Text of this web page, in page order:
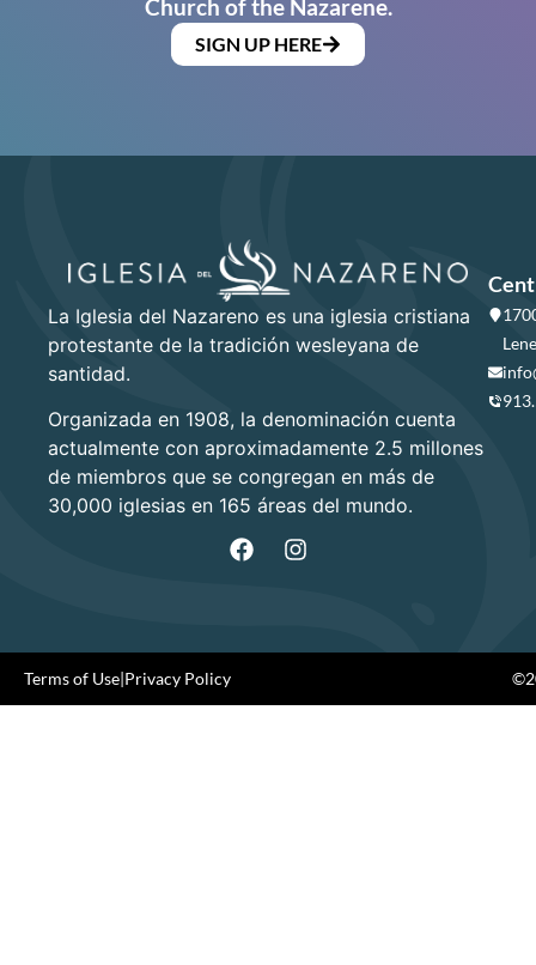
Church of the Nazarene.
SIGN UP HERE
La Iglesia del Nazareno es una iglesia cristiana
protestante de la tradición wesleyana de
santidad.
Organizada en 1908, la denominación cuenta
actualmente con aproximadamente 2.5 millones
de miembros que se congregan en más de
30,000 iglesias en 165 áreas del mundo.
Terms of Use|Privacy Policy